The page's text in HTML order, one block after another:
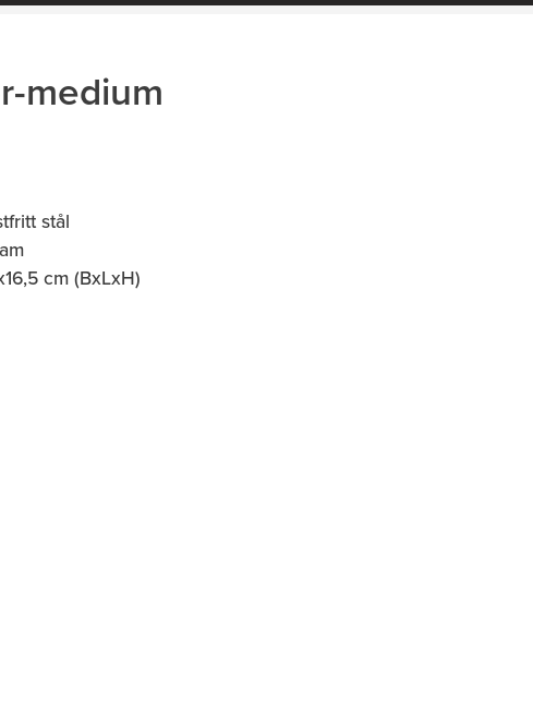
medium
stål
cm (BxLxH)